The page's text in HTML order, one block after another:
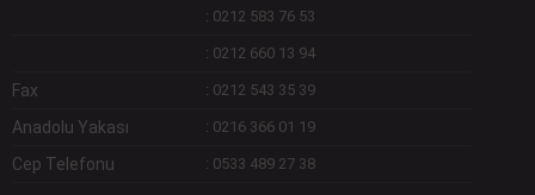
: 0212 583 76 53
: 0212 660 13 94
Fax : 0212 543 35 39
Anadolu Yakası : 0216 366 01 19
Cep Telefonu : 0533 489 27 38